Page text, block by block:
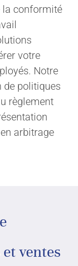
la conformité
votre
Notre
de politiques
règlement
arbitrage
ventes